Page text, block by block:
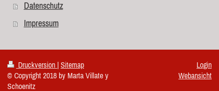
Datenschutz
Impressum
Druckversion | Sitemap
© Copyright 2018 by Marta Villate y
Schoenitz
Login
Webansicht